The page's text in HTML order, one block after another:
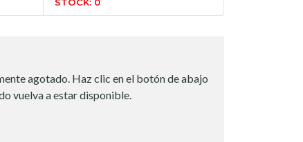
agotado. Haz clic en el botón de abajo
vuelva a estar disponible.